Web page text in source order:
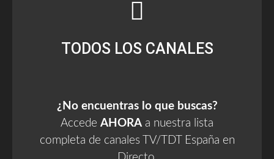
TODOS LOS CANALES
¿No encuentras lo que buscas?
Accede AHORA a nuestra lista
completa de canales TV/TDT España en